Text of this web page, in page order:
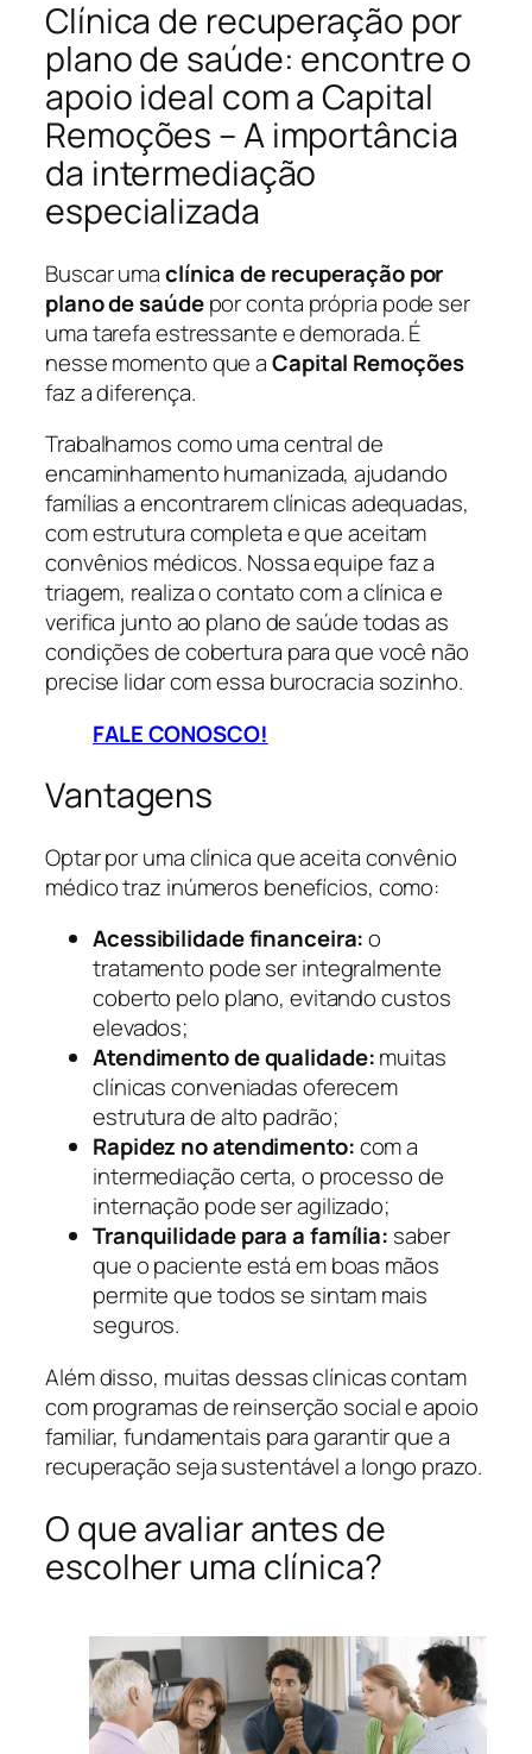
Clínica de recuperação por
plano de saúde: encontre o
apoio ideal com a Capital
Remoções – A importância
da intermediação
especializada
Buscar umaclínica de recuperação por
plano de saúdepor conta própria pode ser
uma tarefa estressante e demorada. É
nesse momento que aCapital Remoções
faz a diferença.
Trabalhamos como uma central de
encaminhamento humanizada, ajudando
famílias a encontrarem clínicas adequadas,
com estrutura completa e que aceitam
convênios médicos. Nossa equipe faz a
triagem, realiza o contato com a clínica e
verifica junto ao plano de saúde todas as
condições de cobertura para que você não
precise lidar com essa burocracia sozinho.
FALE CONOSCO!
Vantagens
Optar por uma clínica que aceita convênio
médico traz inúmeros benefícios, como:
Acessibilidade financeira:o
tratamento pode ser integralmente
coberto pelo plano, evitando custos
elevados;
Atendimento de qualidade:muitas
clínicas conveniadas oferecem
estrutura de alto padrão;
Rapidez no atendimento:com a
intermediação certa, o processo de
internação pode ser agilizado;
Tranquilidade para a família: saber
que o paciente está em boas mãos
permite que todos se sintam mais
seguros.
Além disso, muitas dessas clínicas contam
com programas de reinserção social e apoio
familiar, fundamentais para garantir que a
recuperação seja sustentável a longo prazo.
O que avaliar antes de
escolher uma clínica?